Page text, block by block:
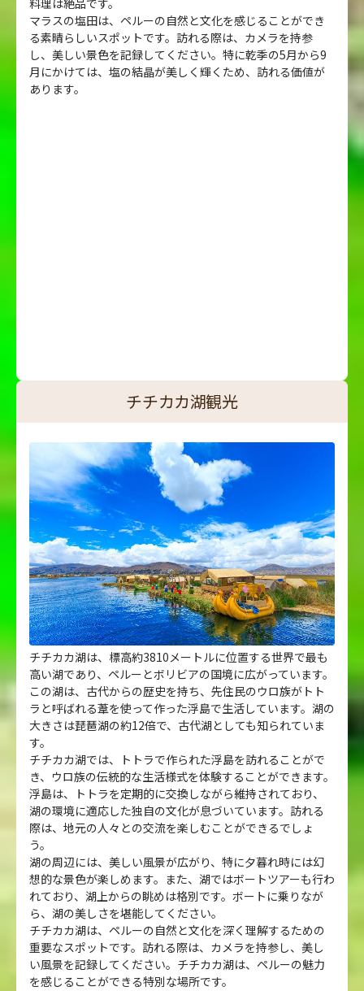
マラスの塩田は、ペルーの自然と文化を感じることができ
る素晴らしいスポットです。訪れる際は、カメラを持参
し、美しい景色を記録してください。特に乾季の5月から9
月にかけては、塩の結晶が美しく輝くため、訪れる価値が
あります。
チチカカ湖観光
チチカカ湖は、標高約3810メートルに位置する世界で最も
高い湖であり、ペルーとボリビアの国境に広がっています。
この湖は、古代からの歴史を持ち、先住民のウロ族がトト
ラと呼ばれる葦を使って作った浮島で生活しています。湖の
大きさは琵琶湖の約12倍で、古代湖としても知られていま
す。
チチカカ湖では、トトラで作られた浮島を訪れることがで
き、ウロ族の伝統的な生活様式を体験することができます。
浮島は、トトラを定期的に交換しながら維持されており、
湖の環境に適応した独自の文化が息づいています。訪れる
際は、地元の人々との交流を楽しむことができるでしょ
う。
湖の周辺には、美しい風景が広がり、特に夕暮れ時には幻
想的な景色が楽しめます。また、湖ではボートツアーも行わ
れており、湖上からの眺めは格別です。ボートに乗りなが
ら、湖の美しさを堪能してください。
チチカカ湖は、ペルーの自然と文化を深く理解するための
重要なスポットです。訪れる際は、カメラを持参し、美し
い風景を記録してください。チチカカ湖は、ペルーの魅力
を感じることができる特別な場所です。